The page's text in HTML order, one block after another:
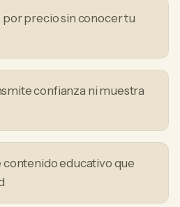
precio sin conocer tu
confianza ni muestra
contenido educativo que